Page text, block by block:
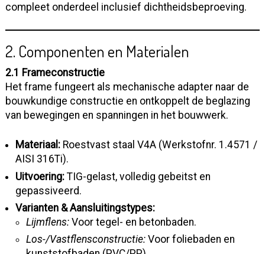
compleet onderdeel inclusief dichtheidsbeproeving.
2. Componenten en Materialen
2.1 Frameconstructie
Het frame fungeert als mechanische adapter naar de
bouwkundige constructie en ontkoppelt de beglazing
van bewegingen en spanningen in het bouwwerk.
Materiaal: Roestvast staal V4A (Werkstofnr. 1.4571 /
AISI 316Ti).
Uitvoering: TIG-gelast, volledig gebeitst en
gepassiveerd.
Varianten & Aansluitingstypes:
Lijmflens:Voor tegel- en betonbaden.
Los-/Vastflensconstructie:Voor foliebaden en